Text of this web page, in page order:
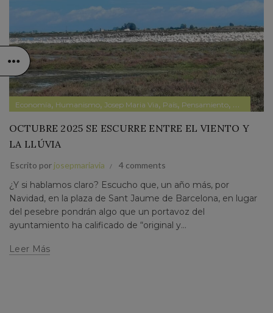
Economía, Humanismo, Josep Maria Via, País, Pensamiento, Política
OCTUBRE 2025 SE ESCURRE ENTRE EL VIENTO Y
LA LLÚVIA
Escrito por josepmariavia 4 comments
¿Y si hablamos claro? Escucho que, un año más, por
Navidad, en la plaza de Sant Jaume de Barcelona, en lugar
del pesebre pondrán algo que un portavoz del
ayuntamiento ha calificado de “original y...
Leer Más